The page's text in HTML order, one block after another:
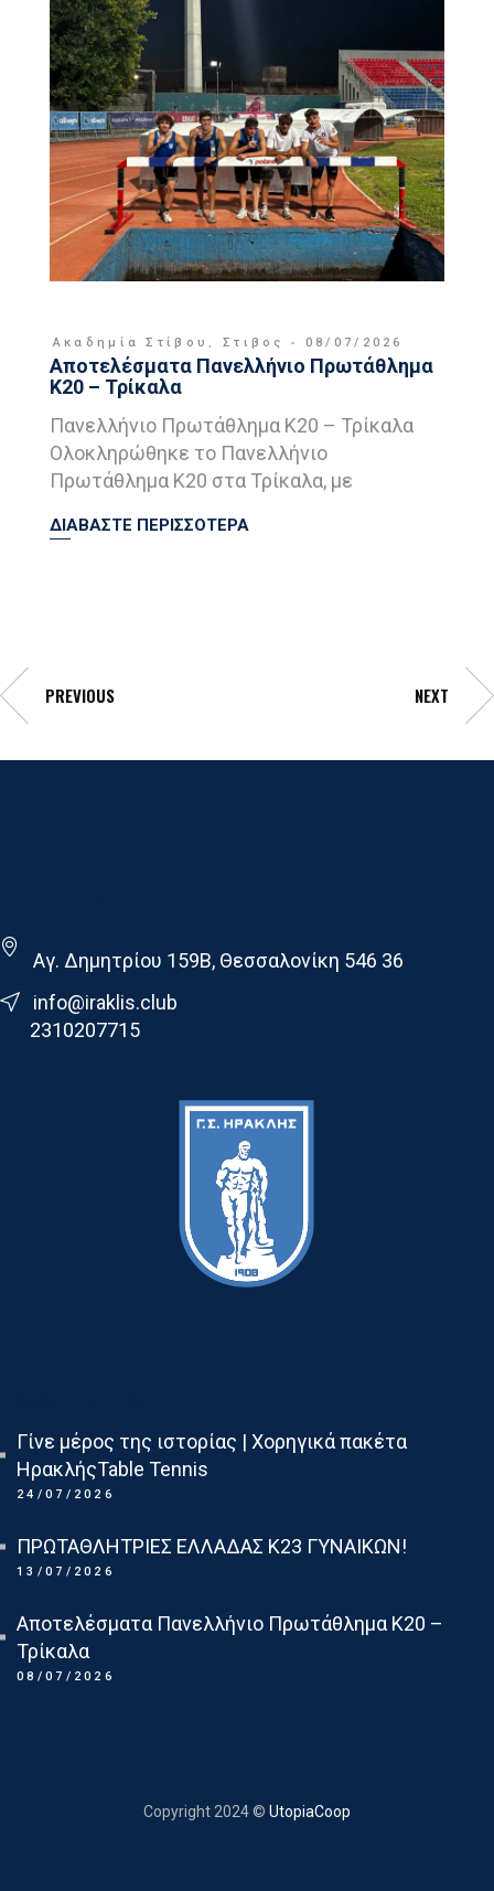
Ακαδημία Στίβου , Στιβος 08/07/2026
Αποτελέσματα Πανελλήνιο Πρωτάθλημα
Κ20 – Τρίκαλα
Πανελλήνιο Πρωτάθλημα Κ20 – Τρίκαλα
Ολοκληρώθηκε το Πανελλήνιο
Πρωτάθλημα Κ20 στα Τρίκαλα, με
ΔΙΑΒΑΣΤΕ ΠΕΡΙΣΣΟΤΕΡΑ
PREVIOUS NEXT
Αγ. Δημητρίου 159Β, Θεσσαλονίκη 546 36
info@iraklis.club
2310207715
Γίνε μέρος της ιστορίας | Χορηγικά πακέτα
ΗρακλήςTable Tennis
24/07/2026
ΠΡΩΤΑΘΛΗΤΡΙΕΣ ΕΛΛΑΔΑΣ Κ23 ΓΥΝΑΙΚΩΝ!
13/07/2026
Αποτελέσματα Πανελλήνιο Πρωτάθλημα Κ20 –
Τρίκαλα
08/07/2026
Copyright 2024 © UtopiaCoop